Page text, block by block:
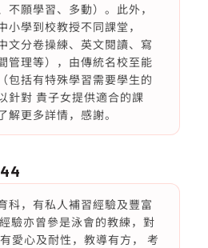
不願學習、多動）。此外，
小學到校教授不同課堂，
文分卷操練、英文閱讀、寫
管理等），由傳統名校至能
包括有特殊學習需要學生的
針對 貴子女提供適合的課
解更多詳情，感謝。
科，有私人補習經驗及豐富
驗亦曾參是泳會的教練，對
愛心及耐性，教導有方， 考